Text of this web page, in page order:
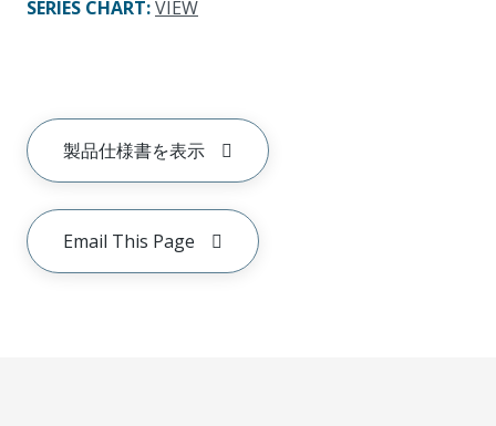
SERIES CHART:VIEW
製品仕様書を表示
Email This Page